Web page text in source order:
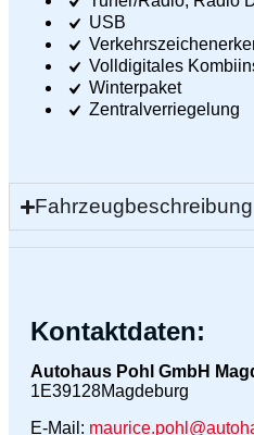
USB
Volldigitales
Winterpaket
Zentralverriegelung
Fahrzeugbeschreibung
Kontaktdaten:
Autohaus Pohl GmbH
1E39128Magdeburg
E-Mail: